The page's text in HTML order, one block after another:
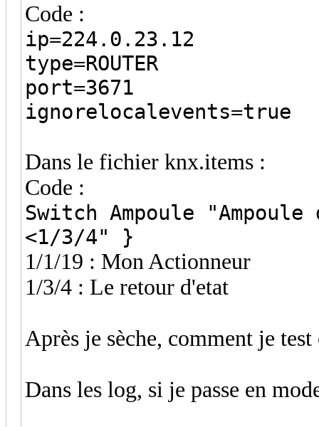
Code :
ip=224.0.23.12
type=ROUTER
port=3671
ignorelocalevents=true
Dans le fichier knx.items :
Code :
Switch Ampoule
<1/3/4" }
1/1/19 : Mon Actionneur
1/3/4 : Le retour d'etat
Après je sèche, comment je test
Dans les log, si je passe en